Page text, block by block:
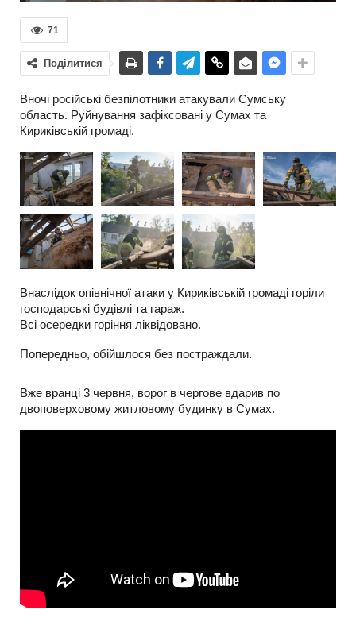
71
Поділитися
Вночі російські безпілотники атакували Сумську
область. Руйнування зафіксовані у Сумах та
Кириківській громаді.
Внаслідок опівнічної атаки у Кириківській громаді горіли
господарські будівлі та гараж.
Всі осередки горіння ліквідовано.
Попередньо, обійшлося без постраждали.
Вже вранці 3 червня, ворог в чергове вдарив по
двоповерховому житловому будинку в Сумах.